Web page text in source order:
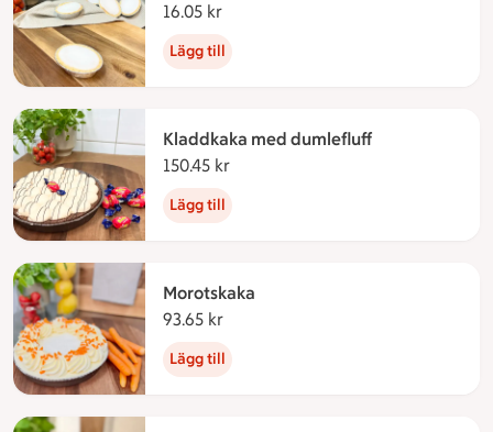
16.05 kr
Lägg till
Kladdkaka med dumlefluff
150.45 kr
Lägg till
Morotskaka
93.65 kr
Lägg till